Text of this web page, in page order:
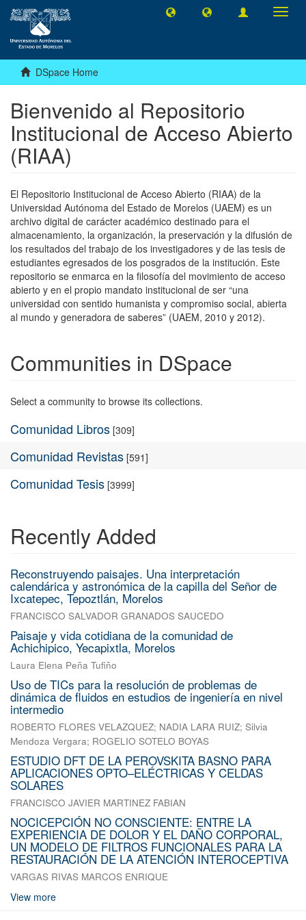
DSpace Home
Bienvenido al Repositorio
Institucional de Acceso Abierto
(RIAA)
El Repositorio Institucional de Acceso Abierto (RIAA) de la
Universidad Autónoma del Estado de Morelos (UAEM) es un
archivo digital de carácter académico destinado para el
almacenamiento, la organización, la preservación y la difusión de
los resultados del trabajo de los investigadores y de las tesis de
estudiantes egresados de los posgrados de la institución. Este
repositorio se enmarca en la filosofía del movimiento de acceso
abierto y en el propio mandato institucional de ser “una
universidad con sentido humanista y compromiso social, abierta
al mundo y generadora de saberes” (UAEM, 2010 y 2012).
Communities in DSpace
Select a community to browse its collections.
Comunidad Libros [309]
Comunidad Revistas [591]
Comunidad Tesis [3999]
Recently Added
Reconstruyendo paisajes. Una interpretación
calendárica y astronómica de la capilla del Señor de
Ixcatepec, Tepoztlán, Morelos
FRANCISCO SALVADOR GRANADOS SAUCEDO
Paisaje y vida cotidiana de la comunidad de
Achichipico, Yecapixtla, Morelos
Laura Elena Peña Tufiño
Uso de TICs para la resolución de problemas de
dinámica de fluidos en estudios de ingeniería en nivel
intermedio
ROBERTO FLORES VELAZQUEZ; NADIA LARA RUIZ; Silvia
Mendoza Vergara; ROGELIO SOTELO BOYAS
ESTUDIO DFT DE LA PEROVSKITA BASNO PARA
APLICACIONES OPTO–ELÉCTRICAS Y CELDAS
SOLARES
FRANCISCO JAVIER MARTINEZ FABIAN
NOCICEPCIÓN NO CONSCIENTE: ENTRE LA
EXPERIENCIA DE DOLOR Y EL DAÑO CORPORAL,
UN MODELO DE FILTROS FUNCIONALES PARA LA
RESTAURACIÓN DE LA ATENCIÓN INTEROCEPTIVA
VARGAS RIVAS MARCOS ENRIQUE
View more